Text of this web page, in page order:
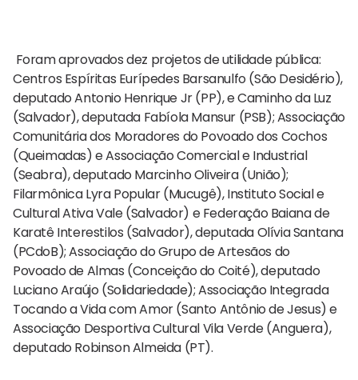
Foram aprovados dez projetos de utilidade pública:
Centros Espíritas Eurípedes Barsanulfo (São Desidério),
deputado Antonio Henrique Jr (PP), e Caminho da Luz
(Salvador), deputada Fabíola Mansur (PSB); Associação
Comunitária dos Moradores do Povoado dos Cochos
(Queimadas) e Associação Comercial e Industrial
(Seabra), deputado Marcinho Oliveira (União);
Filarmônica Lyra Popular (Mucugê), Instituto Social e
Cultural Ativa Vale (Salvador) e Federação Baiana de
Karatê Interestilos (Salvador), deputada Olívia Santana
(PCdoB); Associação do Grupo de Artesãos do
Povoado de Almas (Conceição do Coité), deputado
Luciano Araújo (Solidariedade); Associação Integrada
Tocando a Vida com Amor (Santo Antônio de Jesus) e
Associação Desportiva Cultural Vila Verde (Anguera),
deputado Robinson Almeida (PT).